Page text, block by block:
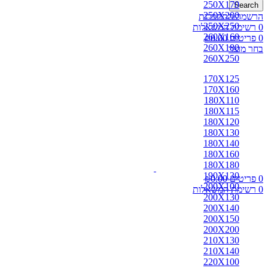
Search
הרשמה/התחברות
0 רשימת המשאלות
0 פריטים ₪0.00
בחר מוצר
0 פריטים ₪0.00
0 רשימת המשאלות
250X170
250X200
250X250
260X160
260X180
260X250
170X125
170X160
180X110
180X115
180X120
180X130
180X140
180X160
180X180
190X130
200X100
200X130
200X140
200X150
200X200
210X130
210X140
220X100